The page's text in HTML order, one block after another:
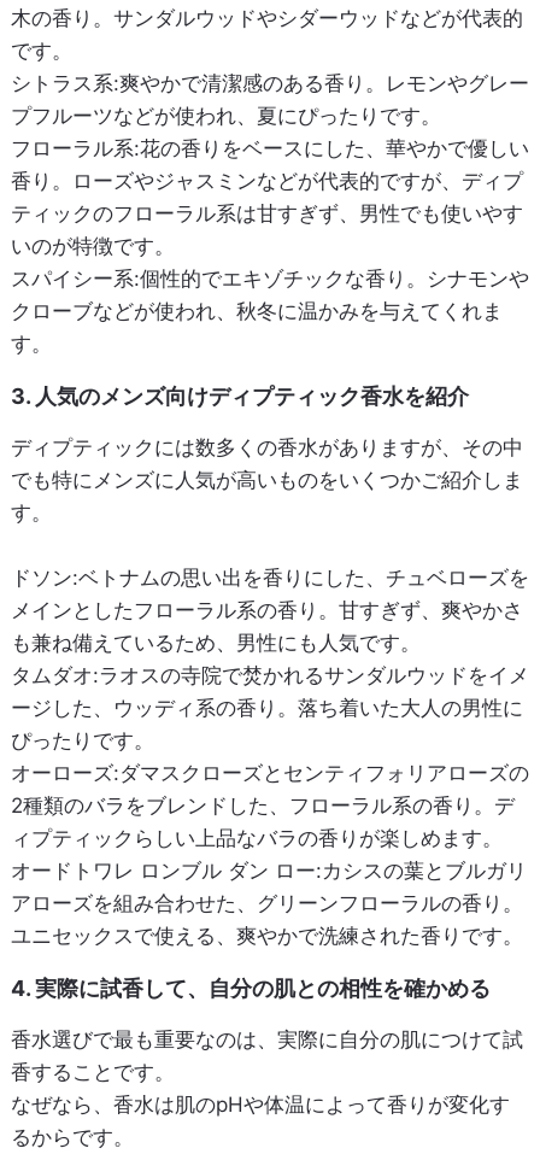
木の香り。サンダルウッドやシダーウッドなどが代表的
です。
シトラス系:爽やかで清潔感のある香り。レモンやグレー
プフルーツなどが使われ、夏にぴったりです。
フローラル系:花の香りをベースにした、華やかで優しい
香り。ローズやジャスミンなどが代表的ですが、ディプ
ティックのフローラル系は甘すぎず、男性でも使いやす
いのが特徴です。
スパイシー系:個性的でエキゾチックな香り。シナモンや
クローブなどが使われ、秋冬に温かみを与えてくれま
す。
3. 人気のメンズ向けディプティック香水を紹介
ディプティックには数多くの香水がありますが、その中
でも特にメンズに人気が高いものをいくつかご紹介しま
す。
ドソン:ベトナムの思い出を香りにした、チュベローズを
メインとしたフローラル系の香り。甘すぎず、爽やかさ
も兼ね備えているため、男性にも人気です。
タムダオ:ラオスの寺院で焚かれるサンダルウッドをイメ
ージした、ウッディ系の香り。落ち着いた大人の男性に
ぴったりです。
オーローズ:ダマスクローズとセンティフォリアローズの
2種類のバラをブレンドした、フローラル系の香り。デ
ィプティックらしい上品なバラの香りが楽しめます。
オードトワレ ロンブル ダン ロー:カシスの葉とブルガリ
アローズを組み合わせた、グリーンフローラルの香り。
ユニセックスで使える、爽やかで洗練された香りです。
4. 実際に試香して、自分の肌との相性を確かめる
香水選びで最も重要なのは、実際に自分の肌につけて試
香することです。
なぜなら、香水は肌のpHや体温によって香りが変化す
るからです。